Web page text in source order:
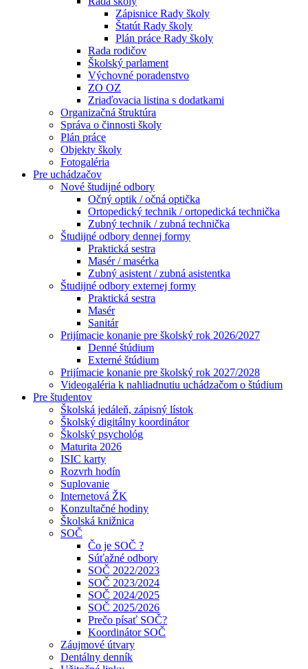
Zápisnice Rady školy
Štatút Rady školy
Plán práce Rady školy
Rada rodičov
Školský parlament
Výchovné poradenstvo
ZO OZ
Zriaďovacia listina s dodatkami
Organizačná štruktúra
Správa o činnosti školy
Plán práce
Objekty školy
Fotogaléria
Pre uchádzačov
Nové študijné odbory
Očný optik / očná optička
Ortopedický technik / ortopedická technička
Zubný technik / zubná technička
Študijné odbory dennej formy
Praktická sestra
Masér / masérka
Zubný asistent / zubná asistentka
Študijné odbory externej formy
Praktická sestra
Masér
Sanitár
Prijímacie konanie pre školský rok 2026/2027
Denné štúdium
Externé štúdium
Prijímacie konanie pre školský rok 2027/2028
Videogaléria k nahliadnutiu uchádzačom o štúdium
Pre študentov
Školská jedáleň, zápisný lístok
Školský digitálny koordinátor
Školský psychológ
Maturita 2026
ISIC karty
Rozvrh hodín
Suplovanie
Internetová ŽK
Konzultačné hodiny
Školská knižnica
SOČ
Čo je SOČ ?
Súťažné odbory
SOČ 2022/2023
SOČ 2023/2024
SOČ 2024/2025
SOČ 2025/2026
Prečo písať SOČ?
Koordinátor SOČ
Záujmové útvary
Dentálny denník